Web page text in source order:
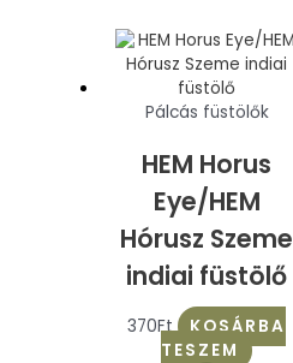
Pálcás füstölők
HEM Horus
Eye/HEM
Hórusz Szeme
indiai füstölő
370Ft
KOSÁRBA
TESZEM